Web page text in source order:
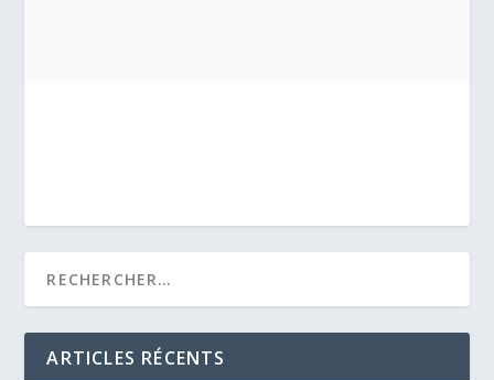
ARTICLES RÉCENTS